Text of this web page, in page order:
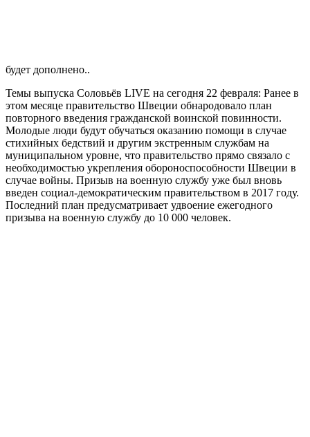
будет дополнено..
Темы выпуска Соловьёв LIVE на сегодня 22 февраля: Ранее в
этом месяце правительство Швеции обнародовало план
повторного введения гражданской воинской повинности.
Молодые люди будут обучаться оказанию помощи в случае
стихийных бедствий и другим экстренным службам на
муниципальном уровне, что правительство прямо связало с
необходимостью укрепления обороноспособности Швеции в
случае войны. Призыв на военную службу уже был вновь
введен социал-демократическим правительством в 2017 году.
Последний план предусматривает удвоение ежегодного
призыва на военную службу до 10 000 человек.